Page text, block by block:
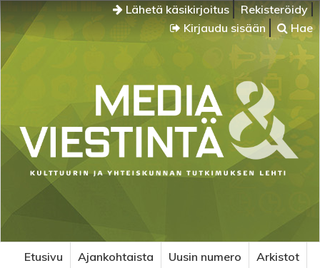
Lähetä käsikirjoitus
Rekisteröidy
Kirjaudu sisään
Hae
Etusivu Ajankohtaista Uusin numero
Arkistot